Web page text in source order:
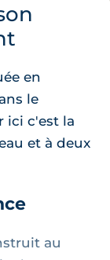
en
le
ici c'est la
et à deux
au